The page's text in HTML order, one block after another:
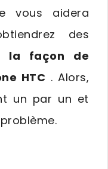
vous aidera
des
la façon de
HTC .Alors,
un par un et